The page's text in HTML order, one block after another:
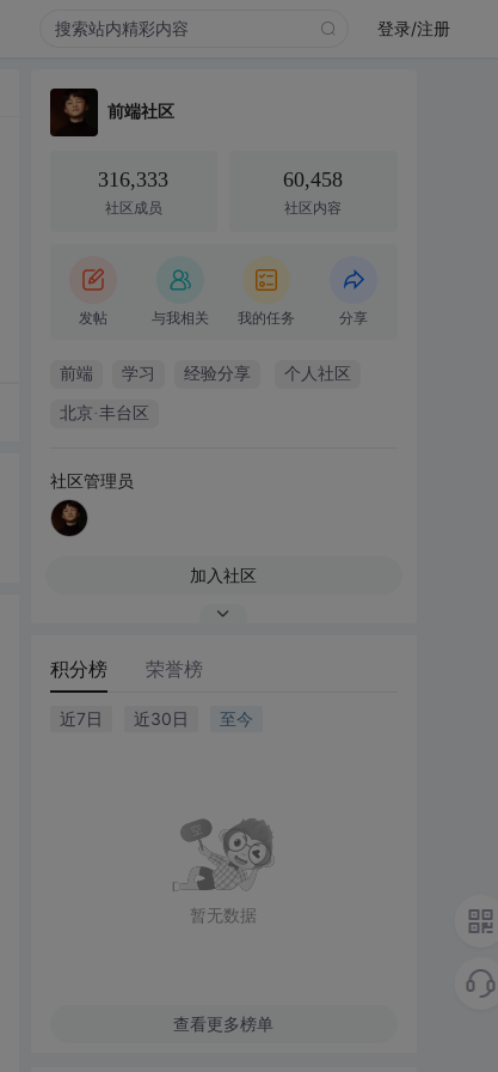
登录/注册
前端社区
316,333
社区成员
60,458
社区内容
发帖 与我相关 我的任务 分享
前端 学习 经验分享 个人社区
北京·丰台区
社区管理员
加入社区
积分榜 荣誉榜
近7日 近30日 至今
暂无数据
查看更多榜单